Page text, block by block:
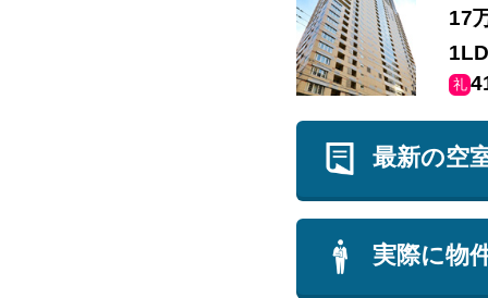
17
礼
最新の空
実際に物